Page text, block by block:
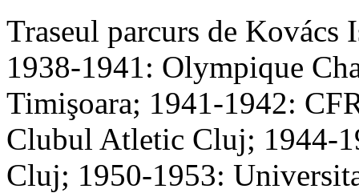
Traseul parcurs de Kovács
1938-1941: Olympique
Timişoara; 1941-1942:
Clubul Atletic Cluj; 1944-
Cluj; 1950-1953: